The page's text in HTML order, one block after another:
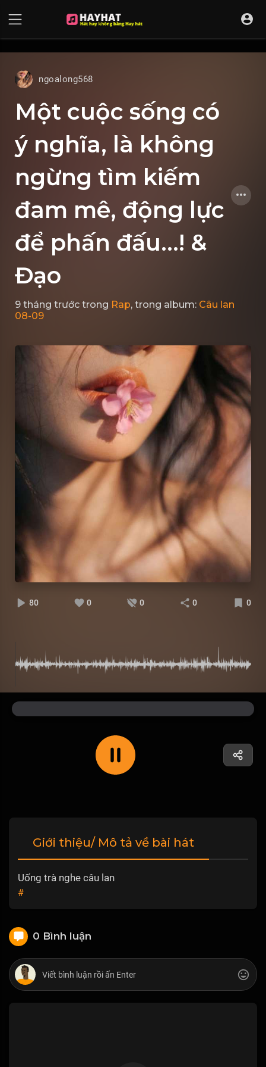
ngoalong568
Một cuộc sống có
ý nghĩa, là không
ngừng tìm kiếm
đam mê, động lực
để phấn đấu...! &
Đạo
9 tháng trước trong Rap, trong album: Câu lan
08-09
80 0 0 0 0
Giới thiệu/ Mô tả về bài hát
Uống trà nghe câu lan
#
0 Bình luận